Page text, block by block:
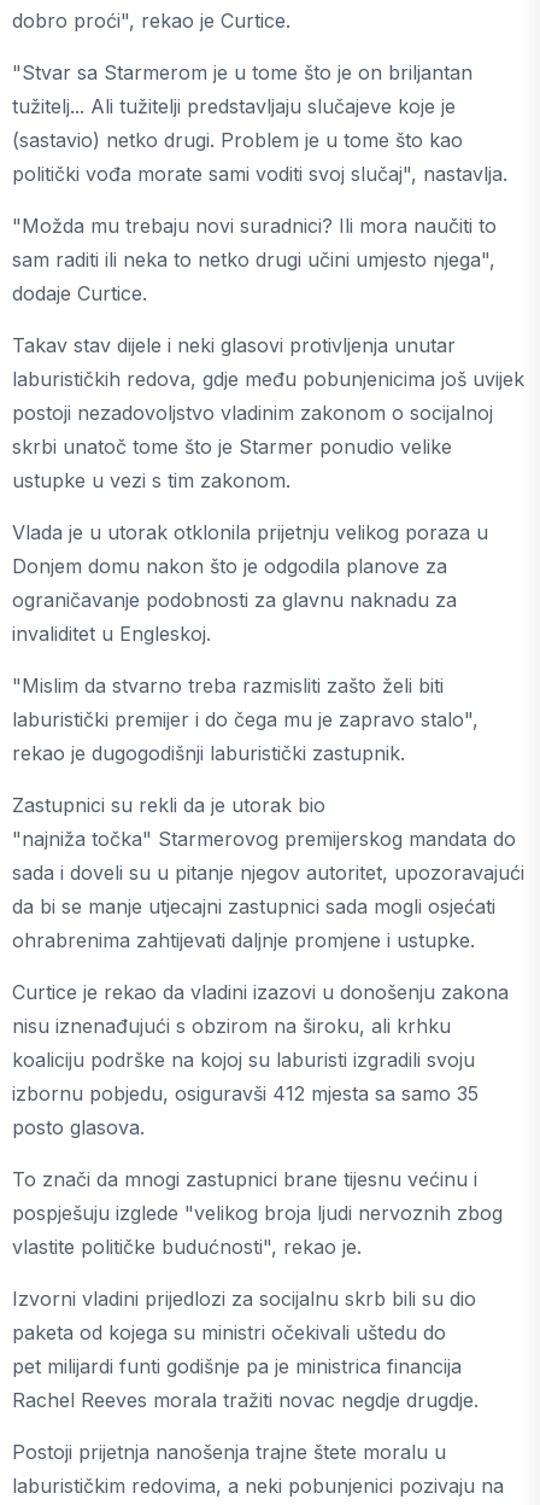
dobro proći", rekao je Curtice.
"Stvar sa Starmerom je u tome što je on briljantan
tužitelj... Ali tužitelji predstavljaju slučajeve koje je
(sastavio) netko drugi. Problem je u tome što kao
politički vođa morate sami voditi svoj slučaj", nastavlja.
"Možda mu trebaju novi suradnici? Ili mora naučiti to
sam raditi ili neka to netko drugi učini umjesto njega",
dodaje Curtice.
Takav stav dijele i neki glasovi protivljenja unutar
laburističkih redova, gdje među pobunjenicima još uvijek
postoji nezadovoljstvo vladinim zakonom o socijalnoj
skrbi unatoč tome što je Starmer ponudio velike
ustupke u vezi s tim zakonom.
Vlada je u utorak otklonila prijetnju velikog poraza u
Donjem domu nakon što je odgodila planove za
ograničavanje podobnosti za glavnu naknadu za
invaliditet u Engleskoj.
"Mislim da stvarno treba razmisliti zašto želi biti
laburistički premijer i do čega mu je zapravo stalo",
rekao je dugogodišnji laburistički zastupnik.
Zastupnici su rekli da je utorak bio
"najniža točka" Starmerovog premijerskog mandata do
sada i doveli su u pitanje njegov autoritet, upozoravajući
da bi se manje utjecajni zastupnici sada mogli osjećati
ohrabrenima zahtijevati daljnje promjene i ustupke.
Curtice je rekao da vladini izazovi u donošenju zakona
nisu iznenađujući s obzirom na široku, ali krhku
koaliciju podrške na kojoj su laburisti izgradili svoju
izbornu pobjedu, osiguravši 412 mjesta sa samo 35
posto glasova.
To znači da mnogi zastupnici brane tijesnu većinu i
pospješuju izglede "velikog broja ljudi nervoznih zbog
vlastite političke budućnosti", rekao je.
Izvorni vladini prijedlozi za socijalnu skrb bili su dio
paketa od kojega su ministri očekivali uštedu do
pet milijardi funti godišnje pa je ministrica financija
Rachel Reeves morala tražiti novac negdje drugdje.
Postoji prijetnja nanošenja trajne štete moralu u
laburističkim redovima, a neki pobunjenici pozivaju na